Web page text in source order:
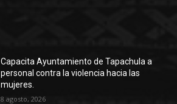
Capacita Ayuntamiento de Tapachula a
personal contra la violencia hacia las
mujeres.
8 agosto, 2026